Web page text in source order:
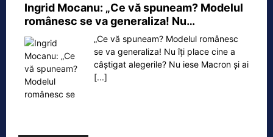
Ingrid Mocanu: „Ce vă spuneam? Modelul
românesc se va generaliza! Nu…
„Ce vă spuneam? Modelul românesc
se va generaliza! Nu îți place cine a
câștigat alegerile? Nu iese Macron și ai
[...]